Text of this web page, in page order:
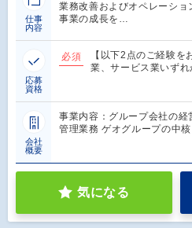
仕事
内容
業務改善およびオペレーショ
事業の成長を…
応募
資格
必須
【以下2点のご経験
業、サービス業いず
会社
概要
事業内容：グループ会社の
管理業務 ゲオグループの中
気になる